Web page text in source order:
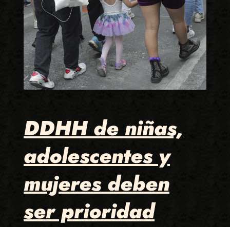
DDHH de niñas,
adolescentes y
mujeres deben
ser prioridad